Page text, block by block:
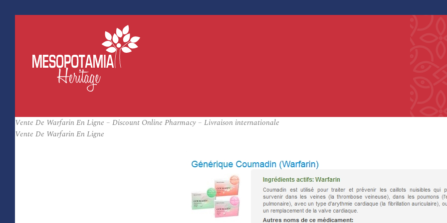
Vente De Warfarin En Ligne – Discount Online Pharmacy – Livraison internationale
Vente De Warfarin En Ligne